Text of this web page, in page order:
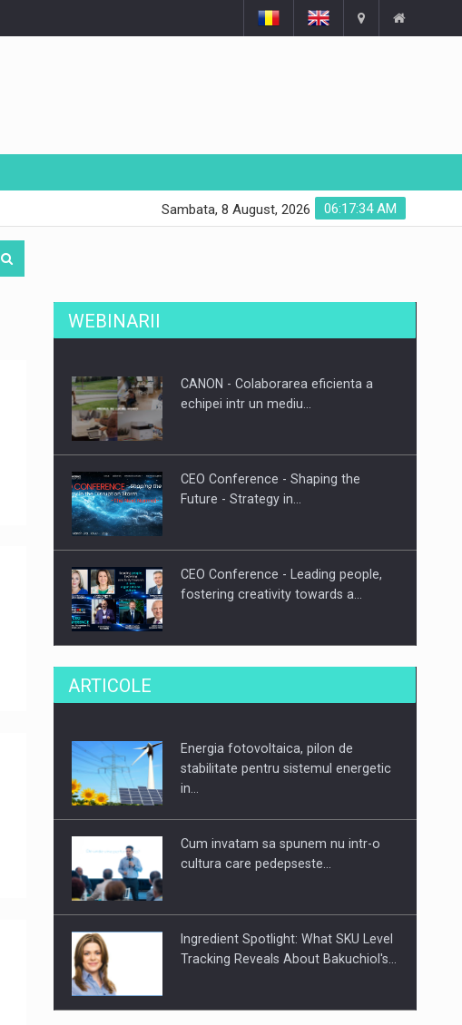
06:17:35 AM
Sambata, 8 August, 2026
WEBINARII
CANON - Colaborarea eficienta a
echipei intr un mediu…
CEO Conference - Shaping the
Future - Strategy in…
CEO Conference - Leading people,
fostering creativity towards a…
CEO Conference - Shaping The
Webinar - Business Evolution-
RETHINK STRATEGY-Finantare
ARTICOLE
Energia fotovoltaica, pilon de
stabilitate pentru sistemul energetic
in…
Cum invatam sa spunem nu intr-o
cultura care pedepseste…
Ingredient Spotlight: What SKU Level
Tracking Reveals About Bakuchiol's…